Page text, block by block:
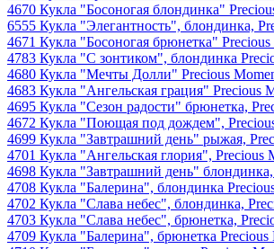
4670 Кукла "Босоногая блондинка"
6555 Кукла "Элегантность", блондинка,
4671 Кукла "Босоногая брюнетка" Precious
4783 Кукла "С зонтиком", блондинка
4680 Кукла "Мечты Долли" Precious
4683 Кукла "Ангельская грация" Precious
4695 Кукла "Сезон радости" брюнетка,
4672 Кукла "Поющая под дождем",
4699 Кукла "Завтрашний день" рыжая,
4701 Кукла "Ангельская глория", Precious
4698 Кукла "Завтрашний день"
4708 Кукла "Балерина", блондинка
4702 Кукла "Слава небес", блондинка,
4703 Кукла "Слава небес", брюнетка,
4709 Кукла "Балерина", брюнетка Precious